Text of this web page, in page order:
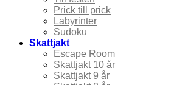
Prick till prick
Labyrinter
Sudoku
Skattjakt
Escape Room
Skattjakt 10 år
Skattjakt 9 år